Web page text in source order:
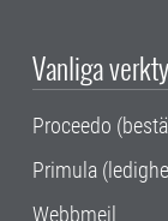
Vanliga
Proceedo
Primula
Webbmejl